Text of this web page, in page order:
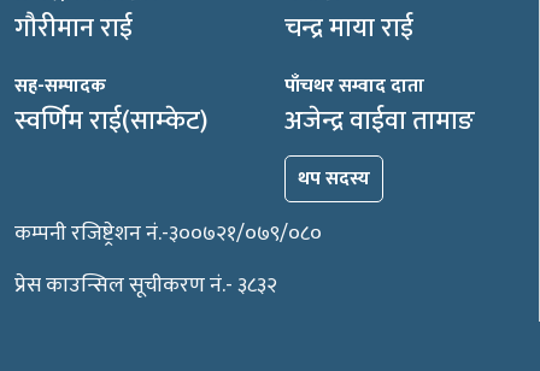
गौरीमान राई चन्द्र माया राई
सह-सम्पादक
स्वर्णिम राई(साम्केट)
पाँचथर सम्वाद दाता
अजेन्द्र वाईवा तामाङ
थप सदस्य
कम्पनी रजिष्ट्रेशन नं.-३००७२१/०७९/०८०
प्रेस काउन्सिल सूचीकरण नं.- ३८३२